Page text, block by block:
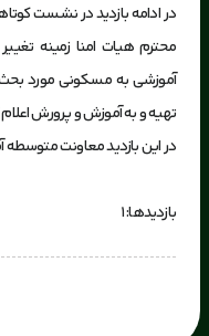
در ادامه بازدید در نشست
محترم هیات امنا زمینه
آموزشی به مسکونی مورد
تهیه و به آموزش و پرورش
در این بازدید معاونت
بازدیدها: 1